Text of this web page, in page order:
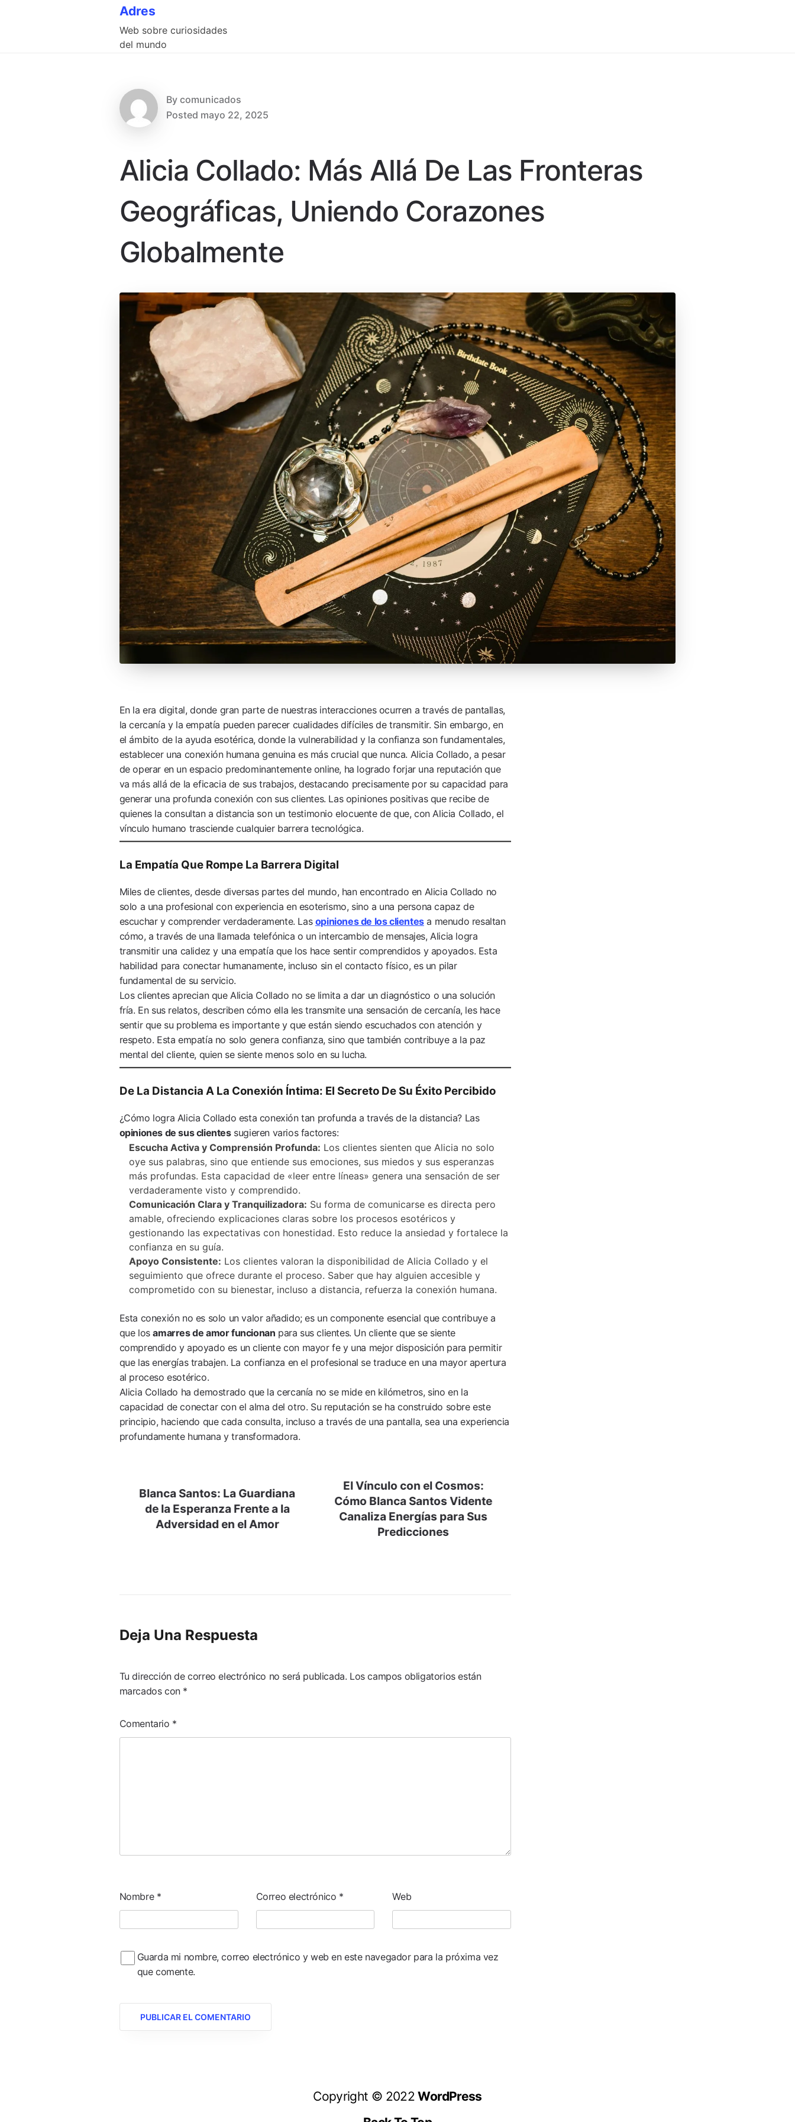
Adres
Web sobre curiosidades
del mundo
By comunicados
Posted mayo 22, 2025
Alicia Collado: Más Allá De Las Fronteras
Geográficas, Uniendo Corazones
Globalmente
En la era digital, donde gran parte de nuestras interacciones ocurren a través de pantallas,
la cercanía y la empatía pueden parecer cualidades difíciles de transmitir. Sin embargo, en
el ámbito de la ayuda esotérica, donde la vulnerabilidad y la confianza son fundamentales,
establecer una conexión humana genuina es más crucial que nunca. Alicia Collado, a pesar
de operar en un espacio predominantemente online, ha logrado forjar una reputación que
va más allá de la eficacia de sus trabajos, destacando precisamente por su capacidad para
generar una profunda conexión con sus clientes. Las opiniones positivas que recibe de
quienes la consultan a distancia son un testimonio elocuente de que, con Alicia Collado, el
vínculo humano trasciende cualquier barrera tecnológica.
La Empatía Que Rompe La Barrera Digital
Miles de clientes, desde diversas partes del mundo, han encontrado en Alicia Collado no
solo a una profesional con experiencia en esoterismo, sino a una persona capaz de
escuchar y comprender verdaderamente. Las opiniones de los clientesa menudo resaltan
cómo, a través de una llamada telefónica o un intercambio de mensajes, Alicia logra
transmitir una calidez y una empatía que los hace sentir comprendidos y apoyados. Esta
habilidad para conectar humanamente, incluso sin el contacto físico, es un pilar
fundamental de su servicio.
Los clientes aprecian que Alicia Collado no se limita a dar un diagnóstico o una solución
fría. En sus relatos, describen cómo ella les transmite una sensación de cercanía, les hace
sentir que su problema es importante y que están siendo escuchados con atención y
respeto. Esta empatía no solo genera confianza, sino que también contribuye a la paz
mental del cliente, quien se siente menos solo en su lucha.
De La Distancia A La Conexión Íntima: El Secreto De Su Éxito Percibido
¿Cómo logra Alicia Collado esta conexión tan profunda a través de la distancia? Las
opiniones de sus clientessugieren varios factores:
Escucha Activa y Comprensión Profunda: Los clientes sienten que Alicia no solo
oye sus palabras, sino que entiende sus emociones, sus miedos y sus esperanzas
más profundas. Esta capacidad de «leer entre líneas» genera una sensación de ser
verdaderamente visto y comprendido.
Comunicación Clara y Tranquilizadora: Su forma de comunicarse es directa pero
amable, ofreciendo explicaciones claras sobre los procesos esotéricos y
gestionando las expectativas con honestidad. Esto reduce la ansiedad y fortalece la
confianza en su guía.
Apoyo Consistente: Los clientes valoran la disponibilidad de Alicia Collado y el
seguimiento que ofrece durante el proceso. Saber que hay alguien accesible y
comprometido con su bienestar, incluso a distancia, refuerza la conexión humana.
Esta conexión no es solo un valor añadido; es un componente esencial que contribuye a
que losamarres de amor funcionan para sus clientes. Un cliente que se siente
comprendido y apoyado es un cliente con mayor fe y una mejor disposición para permitir
que las energías trabajen. La confianza en el profesional se traduce en una mayor apertura
al proceso esotérico.
Alicia Collado ha demostrado que la cercanía no se mide en kilómetros, sino en la
capacidad de conectar con el alma del otro. Su reputación se ha construido sobre este
principio, haciendo que cada consulta, incluso a través de una pantalla, sea una experiencia
profundamente humana y transformadora.
Entradas
Blanca Santos: La Guardiana
de la Esperanza Frente a la
Adversidad en el Amor
El Vínculo con el Cosmos:
Cómo Blanca Santos Vidente
Canaliza Energías para Sus
Predicciones
Deja Una Respuesta
Tu dirección de correo electrónico no será publicada. Los campos obligatorios están
marcados con *
Comentario *
Nombre * Correo electrónico * Web
Guarda mi nombre, correo electrónico y web en este navegador para la próxima vez
que comente.
Copyright © 2022WordPress